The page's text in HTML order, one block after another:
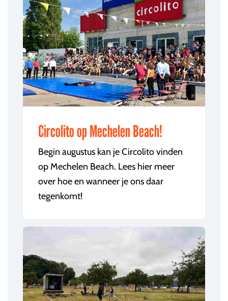
Circolito op Mechelen Beach!
Begin augustus kan je Circolito vinden
op Mechelen Beach. Lees hier meer
over hoe en wanneer je ons daar
tegenkomt!